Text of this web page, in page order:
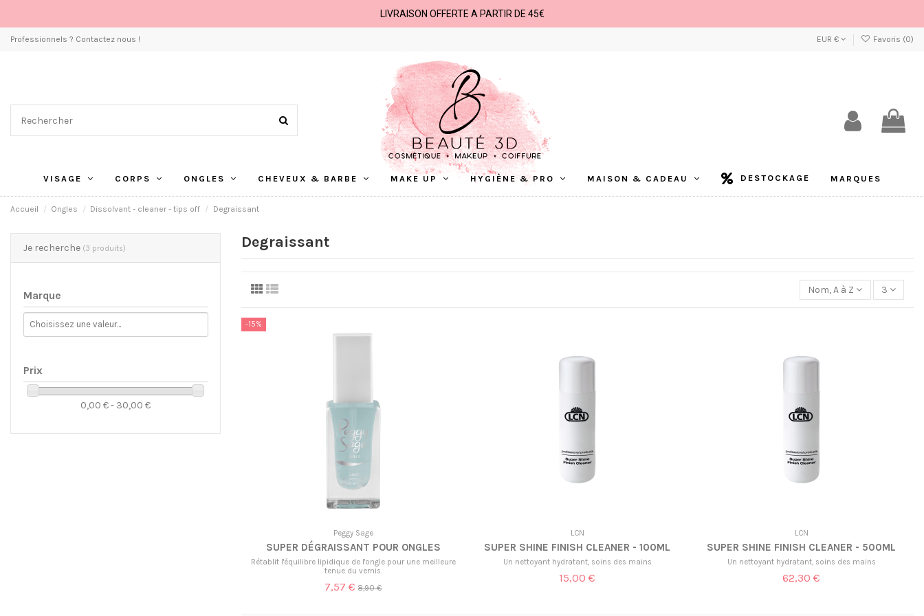
LIVRAISON OFFERTE A PARTIR DE 45€
Professionnels ? Contactez nous ! EUR € Favoris (0)
VISAGE CORPS ONGLES CHEVEUX & BARBE MAKE UP HYGIÈNE & PRO MAISON & CADEAU DESTOCKAGE MARQUES
Accueil Ongles Dissolvant - cleaner - tips off Degraissant
Degraissant
Nom, A à Z 3
-15%
Peggy Sage
SUPER DÉGRAISSANT POUR ONGLES
Rétablit l'équilibre lipidique de l'ongle pour une meilleure
tenue du vernis.
7,57 € 8,90 €
LCN
SUPER SHINE FINISH CLEANER - 100ML
Un nettoyant hydratant, soins des mains
15,00 €
LCN
SUPER SHINE FINISH CLEANER - 500ML
Un nettoyant hydratant, soins des mains
62,30 €
Je recherche (3 produits)
Marque
Prix
0,00 € - 30,00 €